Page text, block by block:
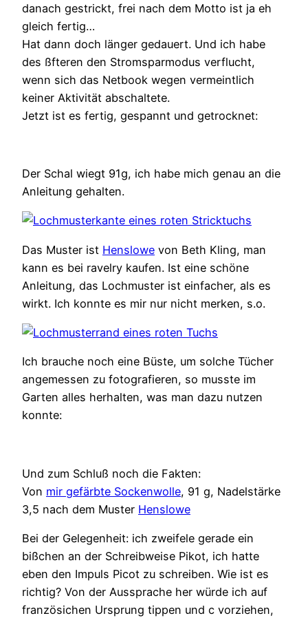
danach gestrickt, frei nach dem Motto ist ja eh
gleich fertig…
Hat dann doch länger gedauert. Und ich habe
des ßfteren den Stromsparmodus verflucht,
wenn sich das Netbook wegen vermeintlich
keiner Aktivität abschaltete.
Jetzt ist es fertig, gespannt und getrocknet:
Der Schal wiegt 91g, ich habe mich genau an die
Anleitung gehalten.
Das Muster ist Henslowe von Beth Kling, man
kann es bei ravelry kaufen. Ist eine schöne
Anleitung, das Lochmuster ist einfacher, als es
wirkt. Ich konnte es mir nur nicht merken, s.o.
Ich brauche noch eine Büste, um solche Tücher
angemessen zu fotografieren, so musste im
Garten alles herhalten, was man dazu nutzen
konnte:
Und zum Schluß noch die Fakten:
Von mir gefärbte Sockenwolle, 91 g, Nadelstärke
3,5 nach dem Muster Henslowe
Bei der Gelegenheit: ich zweifele gerade ein
bißchen an der Schreibweise Pikot, ich hatte
eben den Impuls Picot zu schreiben. Wie ist es
richtig? Von der Aussprache her würde ich auf
französichen Ursprung tippen und c vorziehen,